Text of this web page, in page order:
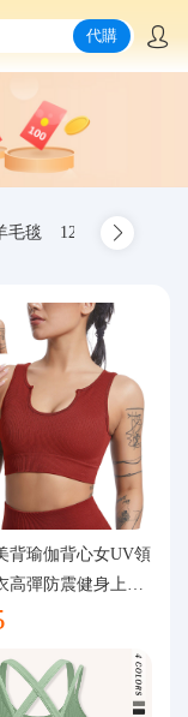
代購
毛毯 12.00-20 truck
背瑜伽背心女UV領
高彈防震健身上裝